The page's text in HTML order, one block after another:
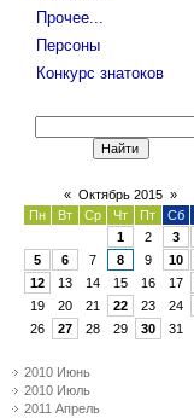
Прочее...
Персоны
Конкурс знатоков
« Октябрь 2015 »
Пн
Вт Ср Чт Пт Сб
1
2 3
5
6 7 8 9 10
12
13 14 15 16 17
19
20 21 22 23 24
26
27 28 29 30 31
2010 Июнь
2010 Июль
2011 Апрель